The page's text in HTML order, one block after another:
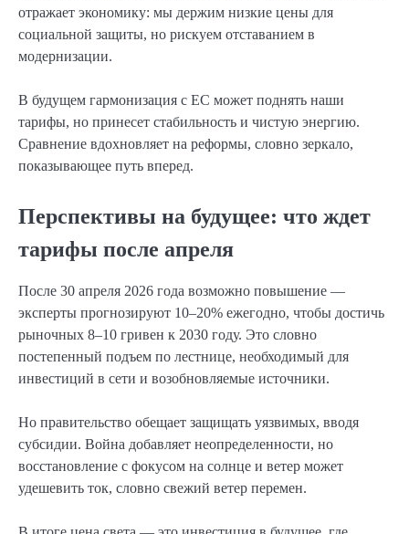
отражает экономику: мы держим низкие цены для
социальной защиты, но рискуем отставанием в
модернизации.
В будущем гармонизация с ЕС может поднять наши
тарифы, но принесет стабильность и чистую энергию.
Сравнение вдохновляет на реформы, словно зеркало,
показывающее путь вперед.
Перспективы на будущее: что ждет
тарифы после апреля
После 30 апреля 2026 года возможно повышение —
эксперты прогнозируют 10–20% ежегодно, чтобы достичь
рыночных 8–10 гривен к 2030 году. Это словно
постепенный подъем по лестнице, необходимый для
инвестиций в сети и возобновляемые источники.
Но правительство обещает защищать уязвимых, вводя
субсидии. Война добавляет неопределенности, но
восстановление с фокусом на солнце и ветер может
удешевить ток, словно свежий ветер перемен.